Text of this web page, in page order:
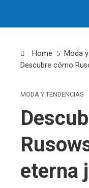
Home
Moda
Descubre cómo
MODA Y TENDENCIAS
eterna